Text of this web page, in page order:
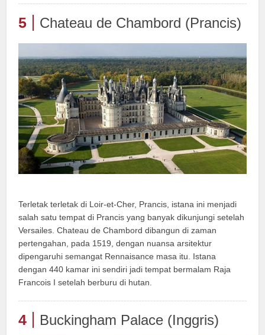
5 Chateau de Chambord (Prancis)
Terletak terletak di Loir-et-Cher, Prancis, istana ini menjadi
salah satu tempat di Prancis yang banyak dikunjungi setelah
Versailes. Chateau de Chambord dibangun di zaman
pertengahan, pada 1519, dengan nuansa arsitektur
dipengaruhi semangat Rennaisance masa itu. Istana
dengan 440 kamar ini sendiri jadi tempat bermalam Raja
Francois I setelah berburu di hutan.
4 Buckingham Palace (Inggris)